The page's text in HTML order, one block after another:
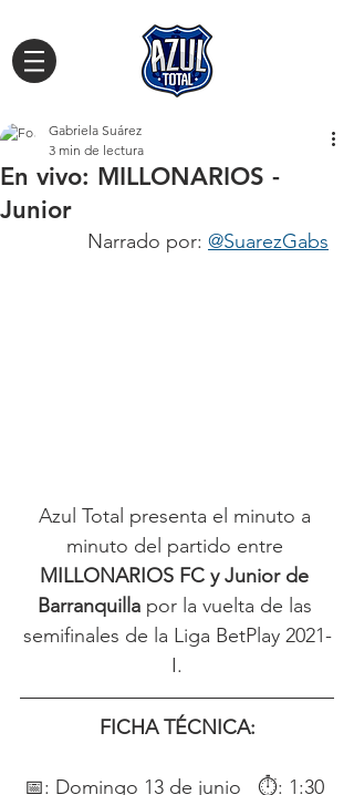
En vivo: MILLONARIOS -
Junior
Gabriela Suárez
3 min de lectura
Narrado por: @SuarezGabs
Azul Total presenta el minuto a
minuto del partido entre
MILLONARIOS FC y Junior de
Barranquilla por la vuelta de las
semifinales de la Liga BetPlay 2021-
I.
FICHA TÉCNICA:
📅: Domingo 13 de junio   ⏱: 1:30